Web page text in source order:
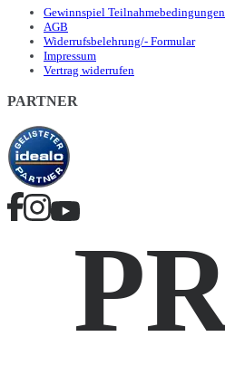
Gewinnspiel Teilnahmebedingungen
AGB
Widerrufsbelehrung/- Formular
Impressum
Vertrag widerrufen
PARTNER